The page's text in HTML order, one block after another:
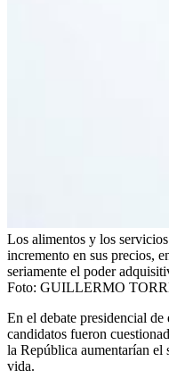
Los alimentos y los
incremento en sus precios,
seriamente el poder
Foto: GUILLERMO
En el debate presidencial de
candidatos fueron
la República aumentarían
vida.